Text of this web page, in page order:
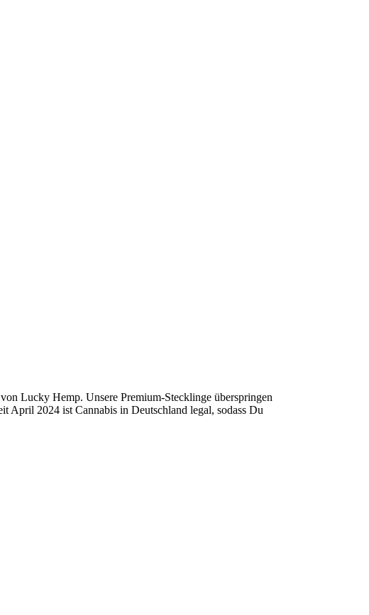
Lucky Hemp. Unsere Premium-Stecklinge überspringen
April 2024 ist Cannabis in Deutschland legal, sodass Du